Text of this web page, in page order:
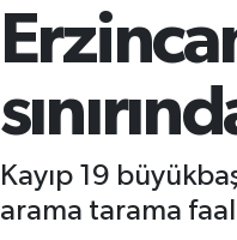
Kayıp 19
arama tarama